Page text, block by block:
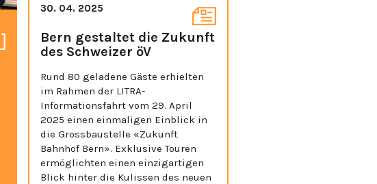
30. 04. 2025
Bern gestaltet die Zukunft
des Schweizer öV
Rund 80 geladene Gäste erhielten
im Rahmen der LITRA-
Informationsfahrt vom 29. April
2025 einen einmaligen Einblick in
die Grossbaustelle «Zukunft
Bahnhof Bern». Exklusive Touren
ermöglichten einen einzigartigen
Blick hinter die Kulissen des neuen